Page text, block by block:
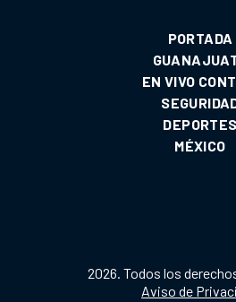
PORTADA
EN VIVO
DEPORTES
MÉXICO
2026. Todos los
Aviso de